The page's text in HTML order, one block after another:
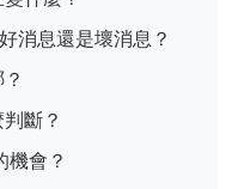
消息還是壞消息？
斷？
機會？